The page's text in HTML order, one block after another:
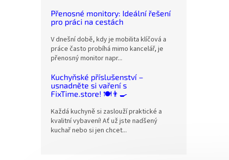
Přenosné monitory: Ideální řešení
pro práci na cestách
V dnešní době, kdy je mobilita klíčová a
práce často probíhá mimo kancelář, je
přenosný monitor napr...
Kuchyňské příslušenství –
usnadněte si vaření s
FixTime.store! 🍽️👨‍🍳
Každá kuchyně si zaslouží praktické a
kvalitní vybavení! Ať už jste nadšený
kuchař nebo si jen chcet...